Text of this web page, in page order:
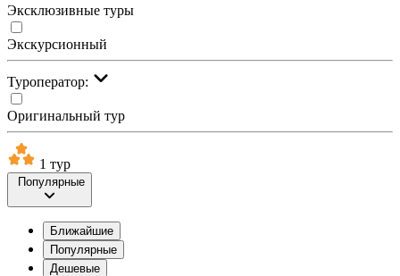
Эксклюзивные туры
Экскурсионный
Туроператор:
Оригинальный тур
1 тур
Популярные
Ближайшие
Популярные
Дешевые